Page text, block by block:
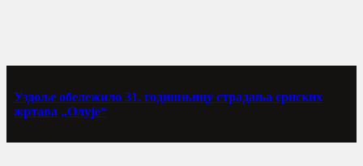
Уздоље обележило 31. годишњицу страдања српских
жртава „Олује“